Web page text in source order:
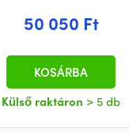
50 050 Ft
Külső raktáron > 5 db
KOSÁRBA